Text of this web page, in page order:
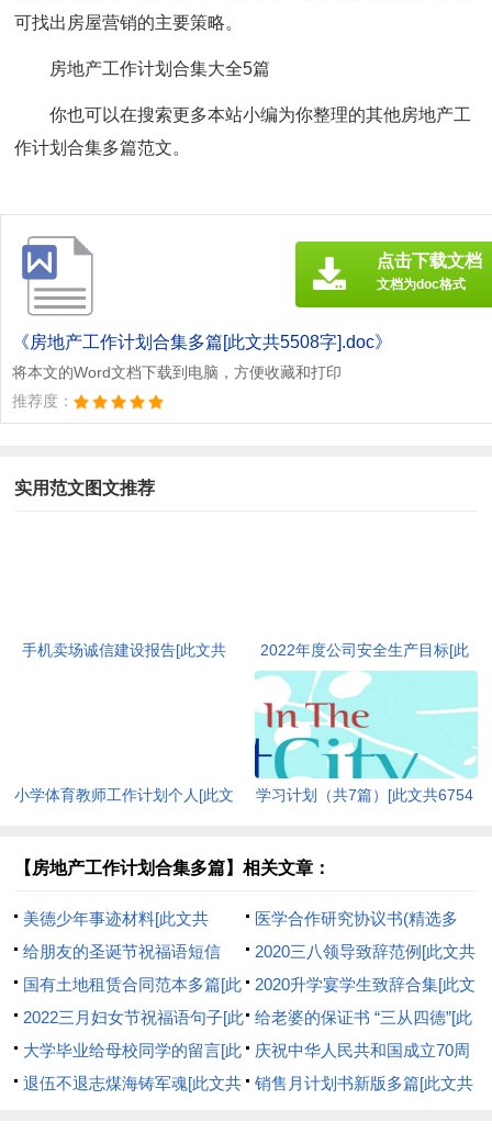
可找出房屋营销的主要策略。
房地产工作计划合集大全5篇
你也可以在搜索更多本站小编为你整理的其他房地产工
作计划合集多篇范文。
《房地产工作计划合集多篇[此文共5508字].doc》
将本文的Word文档下载到电脑，方便收藏和打印
推荐度：
点击下载文档
文档为doc格式
实用范文图文推荐
手机卖场诚信建设报告[此文共
2022年度公司安全生产目标[此
文共1325字]
小学体育教师工作计划个人[此文
学习计划（共7篇）[此文共6754
【房地产工作计划合集多篇】相关文章：
美德少年事迹材料[此文共
10928字]
医学合作研究协议书(精选多
篇)[此文共5226字]
给朋友的圣诞节祝福语短信
（共2篇）[此文共3918字]
2020三八领导致辞范例[此文共
3579字]
国有土地租赁合同范本多篇[此
文共4049字]
2020升学宴学生致辞合集[此文
共2389字]
2022三月妇女节祝福语句子[此
文共4401字]
给老婆的保证书 “三从四德”[此
文共5126字]
大学毕业给母校同学的留言[此
文共3023字]
庆祝中华人民共和国成立70周
年“心系祖国，健康成长”活动方
退伍不退志煤海铸军魂[此文共
销售月计划书新版多篇[此文共